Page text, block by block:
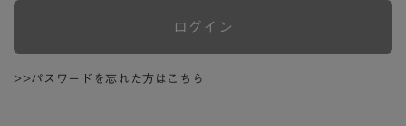
ログイン
>>パスワードを忘れた方はこちら